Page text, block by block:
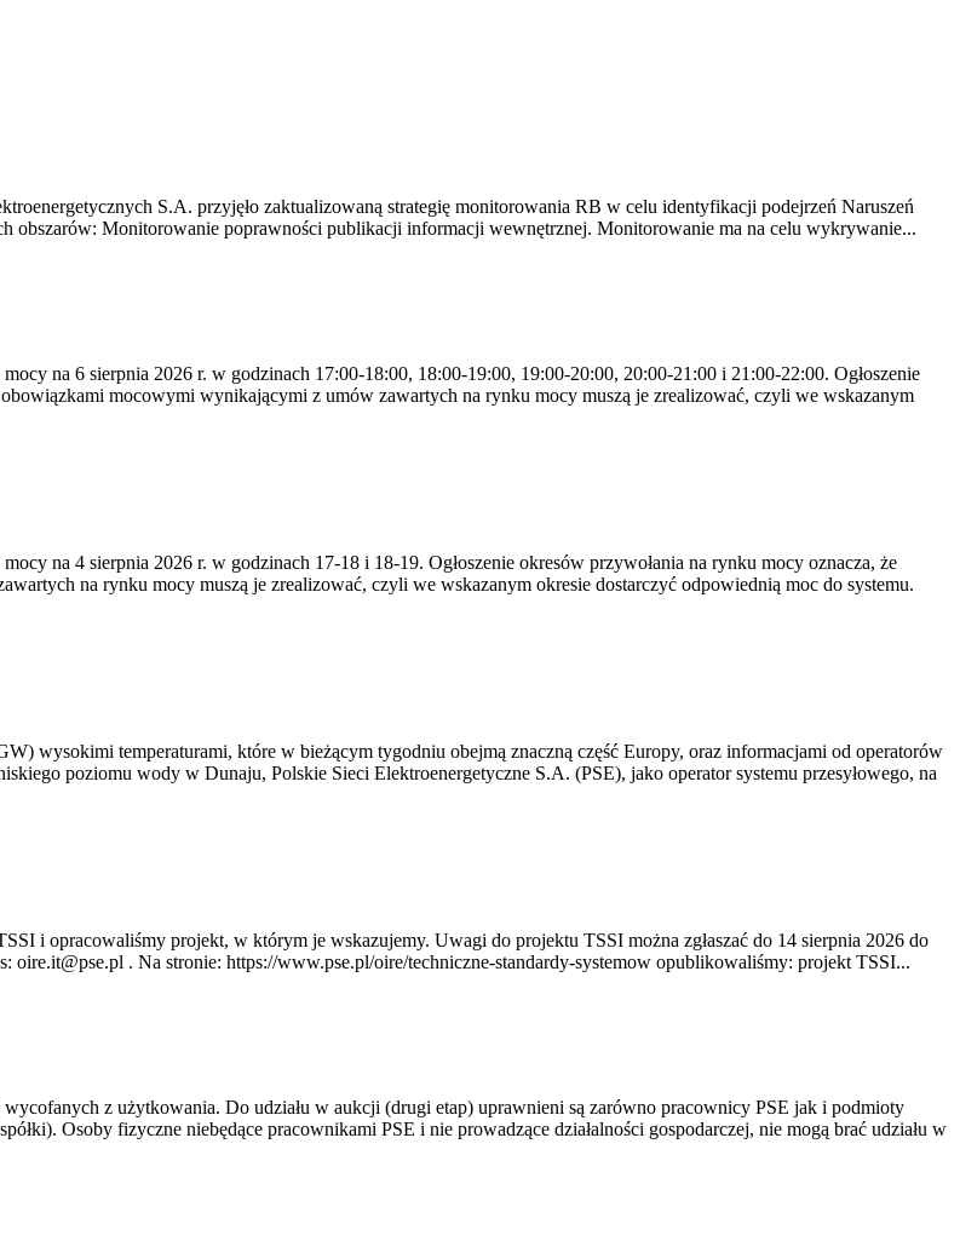
S.A. przyjęło zaktualizowaną strategię monitorowania RB w celu identyfikacji podejrzeń Naruszeń
Monitorowanie poprawności publikacji informacji wewnętrznej. Monitorowanie ma na celu wykrywanie...
na 6 sierpnia 2026 r. w godzinach 17:00-18:00, 18:00-19:00, 19:00-20:00, 20:00-21:00 i 21:00-22:00. Ogłoszenie
mocowymi wynikającymi z umów zawartych na rynku mocy muszą je zrealizować, czyli we wskazanym
na 4 sierpnia 2026 r. w godzinach 17-18 i 18-19. Ogłoszenie okresów przywołania na rynku mocy oznacza, że
na rynku mocy muszą je zrealizować, czyli we wskazanym okresie dostarczyć odpowiednią moc do systemu.
wysokimi temperaturami, które w bieżącym tygodniu obejmą znaczną część Europy, oraz informacjami od operatorów
poziomu wody w Dunaju, Polskie Sieci Elektroenergetyczne S.A. (PSE), jako operator systemu przesyłowego, na
i opracowaliśmy projekt, w którym je wskazujemy. Uwagi do projektu TSSI można zgłaszać do 14 sierpnia 2026 do
oire.it@pse.pl . Na stronie: https://www.pse.pl/oire/techniczne-standardy-systemow opublikowaliśmy: projekt TSSI...
z użytkowania. Do udziału w aukcji (drugi etap) uprawnieni są zarówno pracownicy PSE jak i podmioty
Osoby fizyczne niebędące pracownikami PSE i nie prowadzące działalności gospodarczej, nie mogą brać udziału w